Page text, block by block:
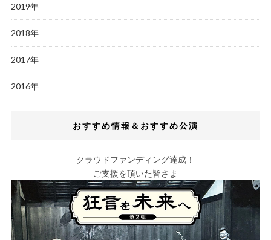
2019年
2018年
2017年
2016年
おすすめ情報＆おすすめ公演
クラウドファンディング達成！
ご支援を頂いた皆さま